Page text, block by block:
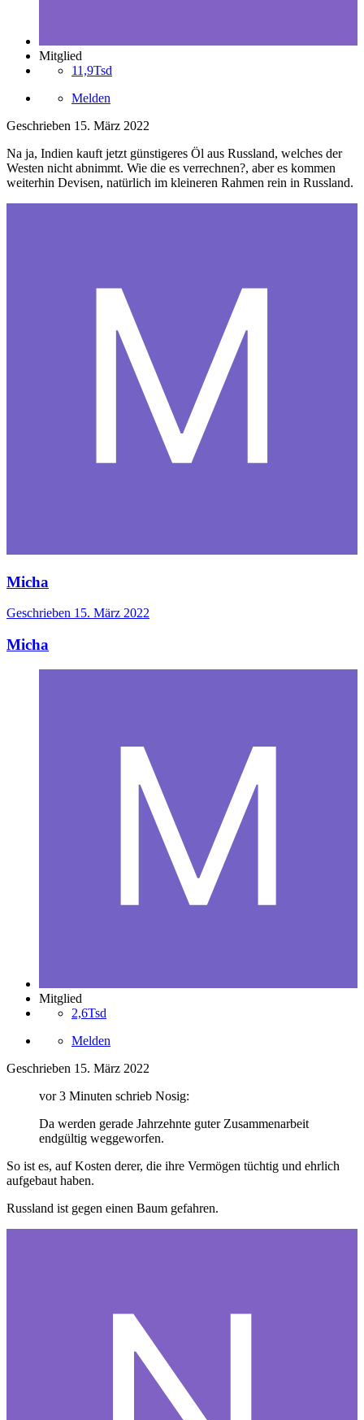
Mitglied
11,9Tsd
Melden
Geschrieben 15. März 2022
Na ja, Indien kauft jetzt günstigeres Öl aus Russland, welches der
Westen nicht abnimmt. Wie die es verrechnen?, aber es kommen
weiterhin Devisen, natürlich im kleineren Rahmen rein in Russland.
Micha
Geschrieben 15. März 2022
Micha
Mitglied
2,6Tsd
Melden
Geschrieben 15. März 2022
vor 3 Minuten schrieb Nosig:
Da werden gerade Jahrzehnte guter Zusammenarbeit
endgültig weggeworfen.
So ist es, auf Kosten derer, die ihre Vermögen tüchtig und ehrlich
aufgebaut haben.
Russland ist gegen einen Baum gefahren.